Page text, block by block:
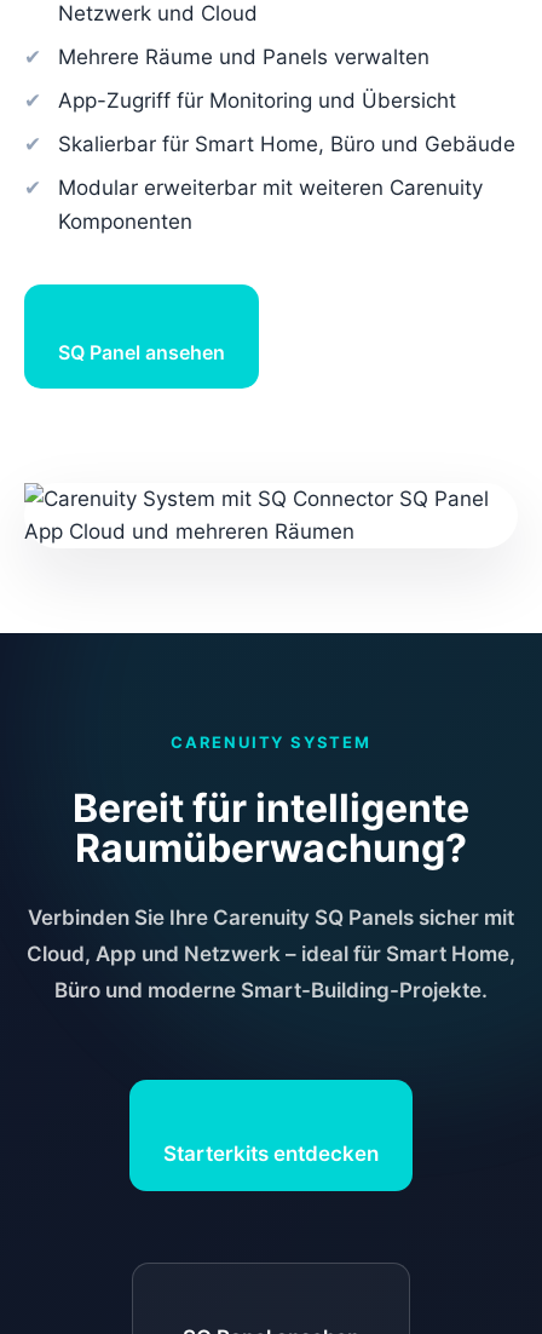
Netzwerk und Cloud
Mehrere Räume und Panels verwalten
App-Zugriff für Monitoring und Übersicht
Skalierbar für Smart Home, Büro und Gebäude
Modular erweiterbar mit weiteren Carenuity
Komponenten
SQ Panel ansehen
CARENUITY SYSTEM
Bereit für intelligente
Raumüberwachung?
Verbinden Sie Ihre Carenuity SQ Panels sicher mit
Cloud, App und Netzwerk – ideal für Smart Home,
Büro und moderne Smart-Building-Projekte.
Starterkits entdecken